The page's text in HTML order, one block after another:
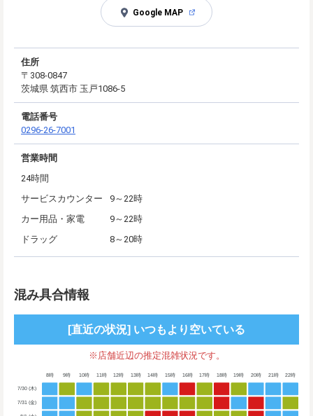
Google MAP
住所
〒308-0847
茨城県 筑西市 玉戸1086-5
電話番号
0296-26-7001
営業時間
24時間
サービスカウンター
9～22時
カー用品・家電
9～22時
ドラッグ
8～20時
混み具合情報